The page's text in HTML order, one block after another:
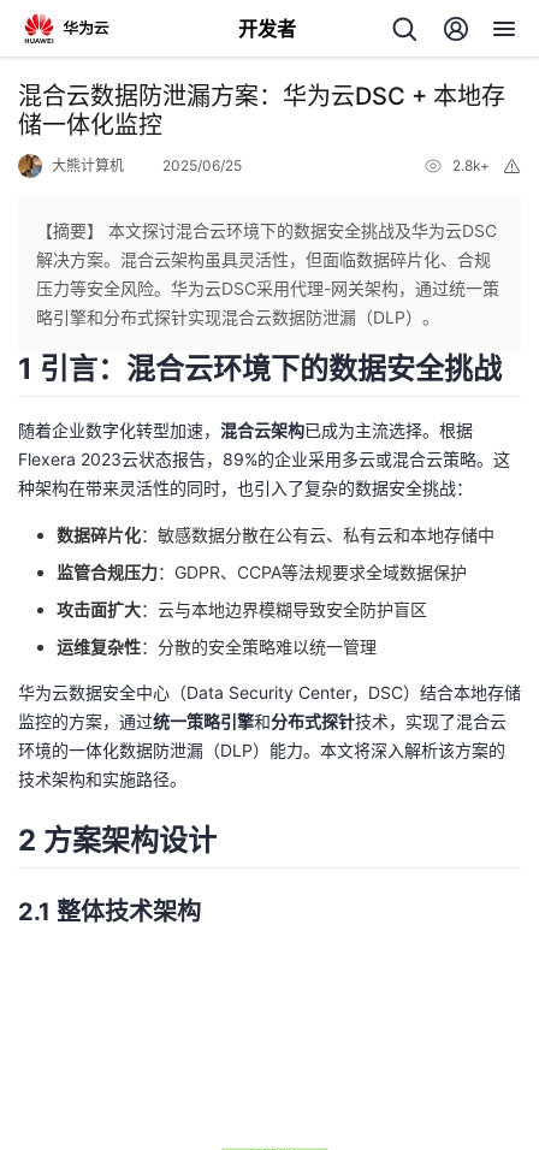
开发者
返
回
个
页
开
者
我
的
博
我
的
我
子
直
的
我
混合云数据防泄漏方案：华为云DSC + 本地存
储一体化监控
大熊计算机 2025/06/25 2.8k+
【摘要】 本文探讨混合云环境下的数据安全挑战及华为云DSC
解决方案。混合云架构虽具灵活性，但面临数据碎片化、合规
压力等安全风险。华为云DSC采用代理-网关架构，通过统一策
略引擎和分布式探针实现混合云数据防泄漏（DLP）。
1 引言：混合云环境下的数据安全挑战
随着企业数字化转型加速， 混合云架构已成为主流选择。根据
Flexera 2023云状态报告，89%的企业采用多云或混合云策略。这
种架构在带来灵活性的同时，也引入了复杂的数据安全挑战：
数据碎片化：敏感数据分散在公有云、私有云和本地存储中
监管合规压力：GDPR、CCPA等法规要求全域数据保护
攻击面扩大：云与本地边界模糊导致安全防护盲区
运维复杂性：分散的安全策略难以统一管理
华为云数据安全中心（Data Security Center，DSC）结合本地存储
监控的方案，通过统一策略引擎和分布式探针技术，实现了混合云
环境的一体化数据防泄漏（DLP）能力。本文将深入解析该方案的
技术架构和实施路径。
2 方案架构设计
2.1 整体技术架构